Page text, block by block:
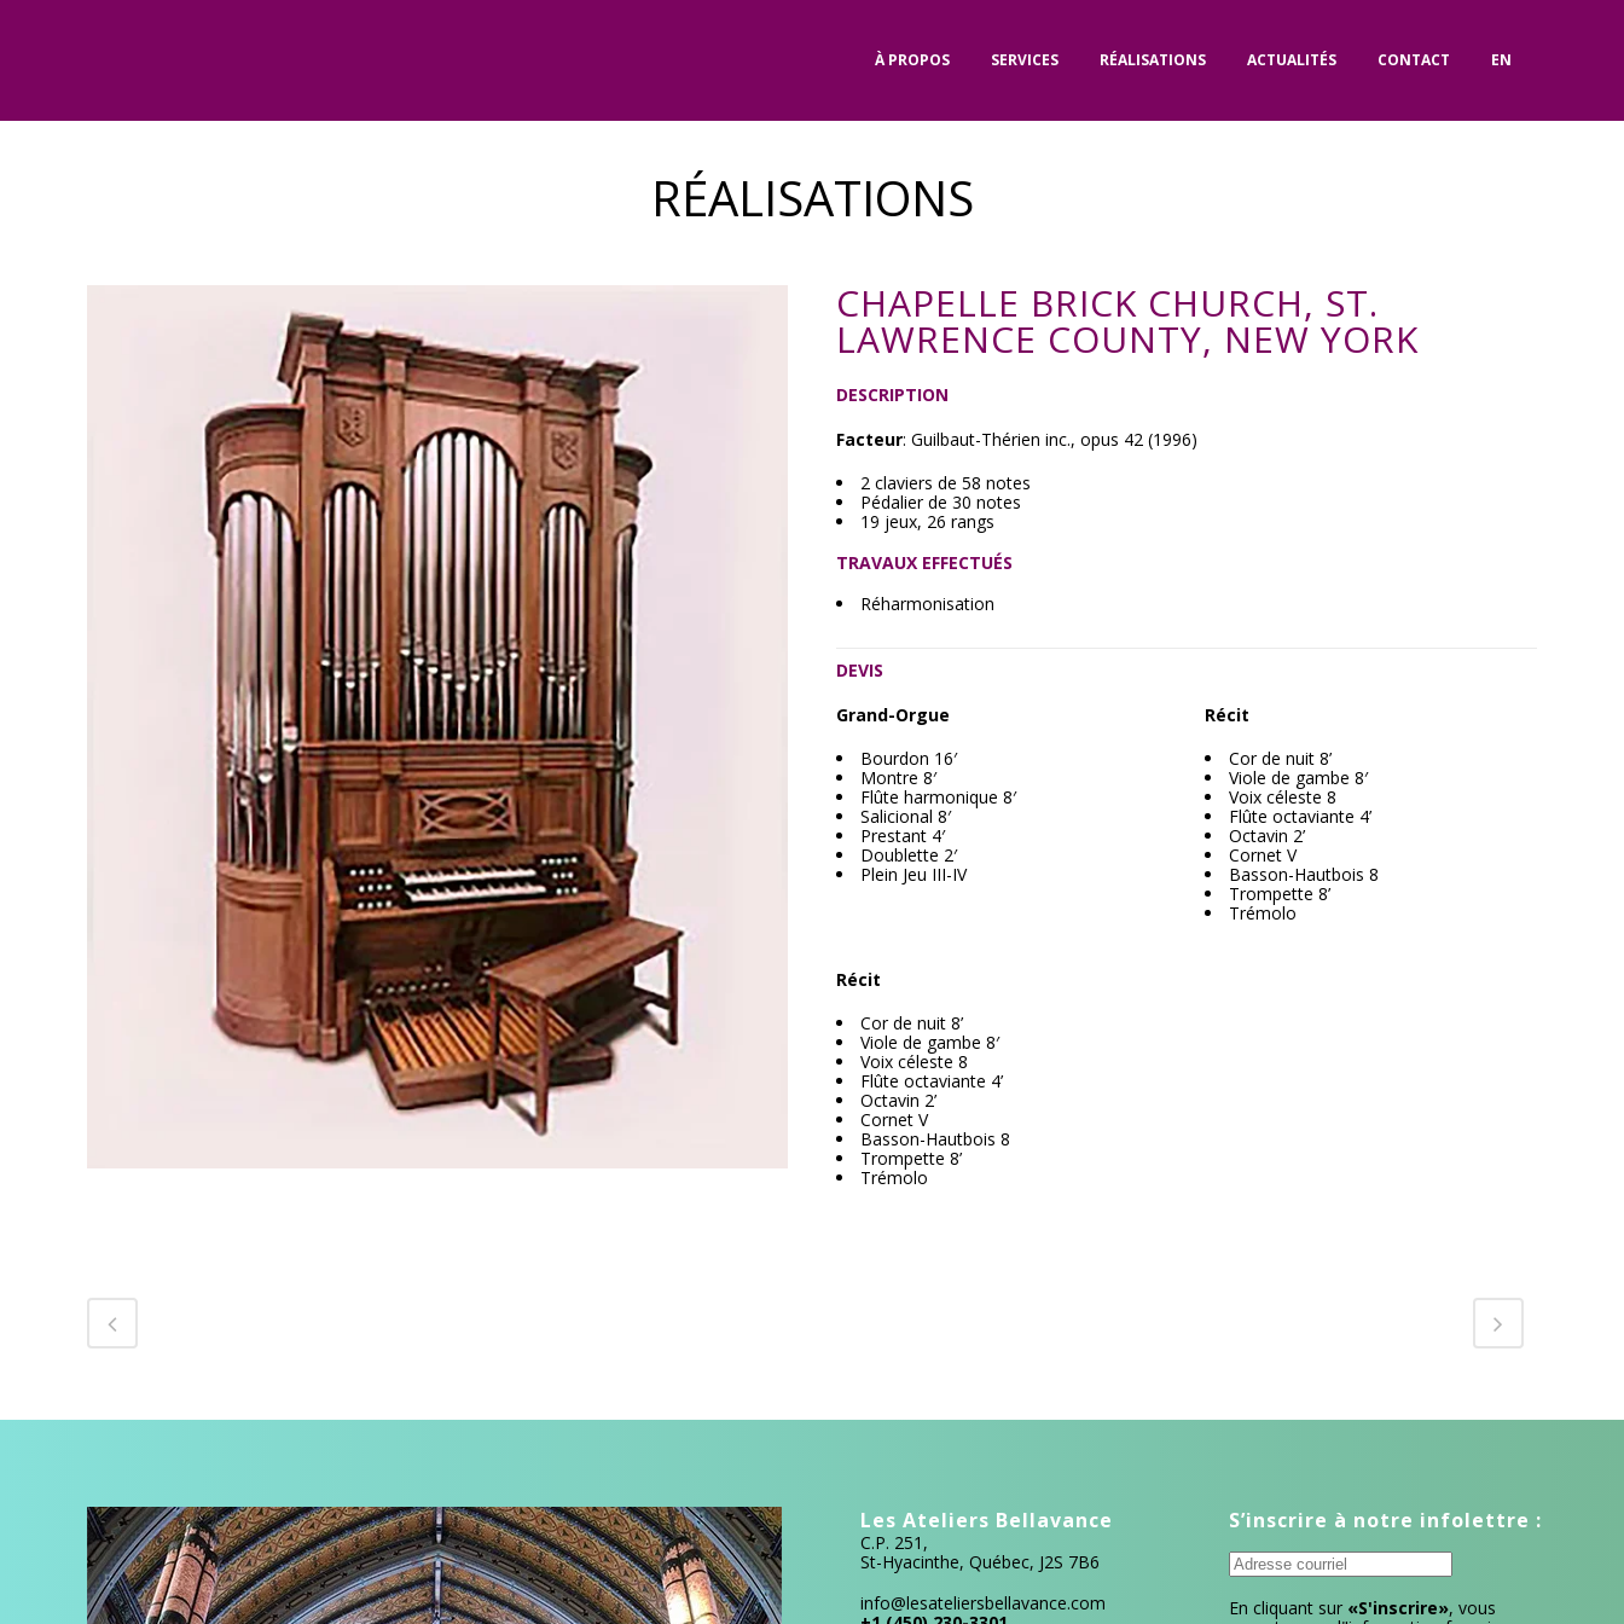
À PROPOS SERVICES RÉALISATIONS ACTUALITÉS CONTACT EN
RÉALISATIONS
CHAPELLE BRICK CHURCH, ST.
LAWRENCE COUNTY, NEW YORK
DESCRIPTION
Facteur: Guilbaut-Thérien inc., opus 42 (1996)
2 claviers de 58 notes
Pédalier de 30 notes
19 jeux, 26 rangs
TRAVAUX EFFECTUÉS
Réharmonisation
DEVIS
Grand-Orgue
Bourdon 16′
Montre 8′
Flûte harmonique 8′
Salicional 8′
Prestant 4′
Doublette 2′
Plein Jeu III-IV
Récit
Cor de nuit 8’
Viole de gambe 8′
Voix céleste 8
Flûte octaviante 4’
Octavin 2’
Cornet V
Basson-Hautbois 8
Trompette 8’
Trémolo
Récit
Cor de nuit 8’
Viole de gambe 8′
Voix céleste 8
Flûte octaviante 4’
Octavin 2’
Cornet V
Basson-Hautbois 8
Trompette 8’
Trémolo
Les Ateliers Bellavance
C.P. 251,
St-Hyacinthe, Québec, J2S 7B6
info@lesateliersbellavance.com
S’inscrire à notre infolettre :
En cliquant sur «S'inscrire», vous